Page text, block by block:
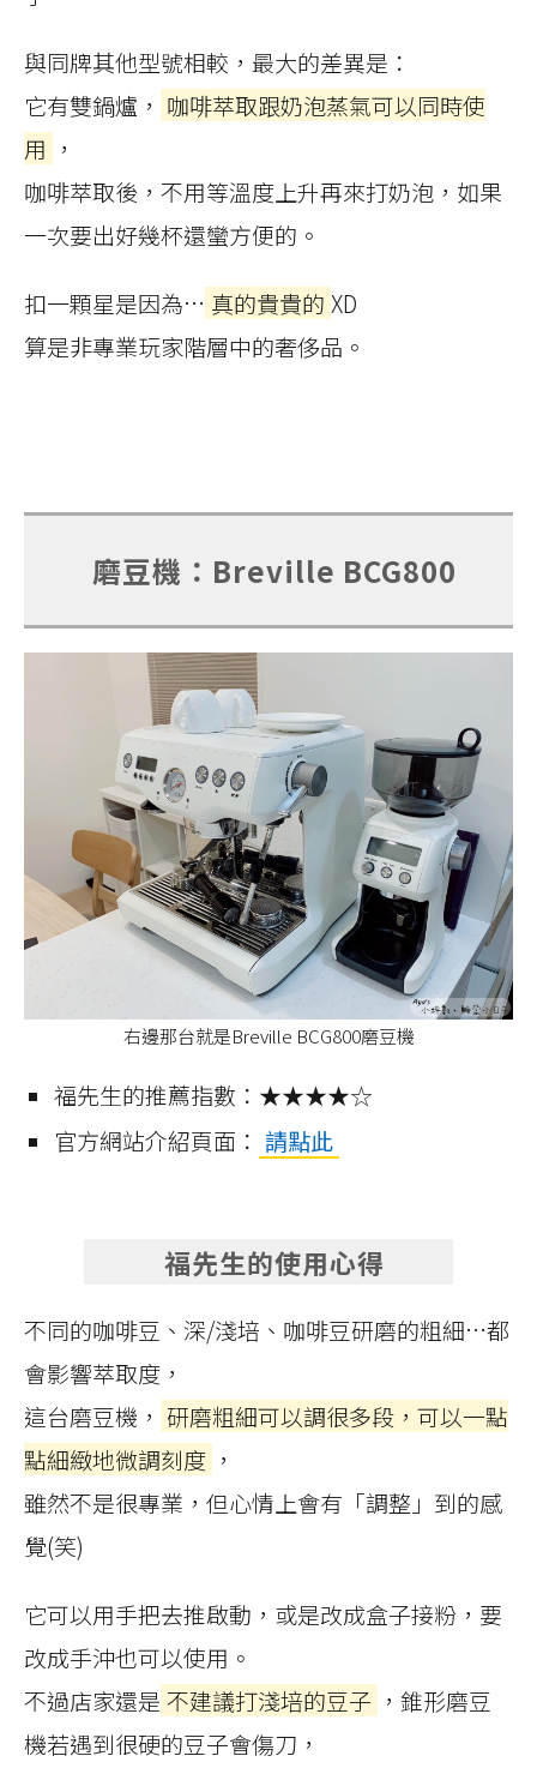
與同牌其他型號相較，最大的差異是：
它有雙鍋爐， 咖啡萃取跟奶泡蒸氣可以同時使
用 ，
咖啡萃取後，不用等溫度上升再來打奶泡，如果
一次要出好幾杯還蠻方便的。
扣一顆星是因為… 真的貴貴的 XD
算是非專業玩家階層中的奢侈品。
磨豆機：Breville BCG800
右邊那台就是Breville BCG800磨豆機
福先生的推薦指數：★★★★☆
官方網站介紹頁面： 請點此
福先生的使用心得
不同的咖啡豆、深/淺培、咖啡豆研磨的粗細…都
會影響萃取度，
這台磨豆機， 研磨粗細可以調很多段，可以一點
點細緻地微調刻度 ，
雖然不是很專業，但心情上會有「調整」到的感
覺(笑)
它可以用手把去推啟動，或是改成盒子接粉，要
改成手沖也可以使用。
不過店家還是 不建議打淺培的豆子 ，錐形磨豆
機若遇到很硬的豆子會傷刀，